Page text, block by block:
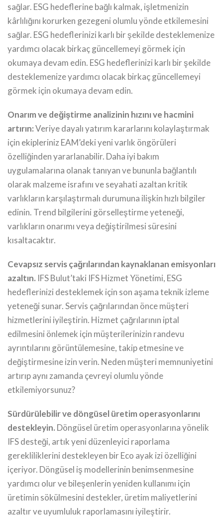
sağlar. ESG hedeflerine bağlı kalmak, işletmenizin
kârlılığını korurken gezegeni olumlu yönde etkilemesini
sağlar. ESG hedeflerinizi karlı bir şekilde desteklemenize
yardımcı olacak birkaç güncellemeyi görmek için
okumaya devam edin. ESG hedeflerinizi karlı bir şekilde
desteklemenize yardımcı olacak birkaç güncellemeyi
görmek için okumaya devam edin.
Onarım ve değiştirme analizinin hızını ve hacmini
artırın:Veriye dayalı yatırım kararlarını kolaylaştırmak
için ekipleriniz EAM’deki yeni varlık öngörüleri
özelliğinden yararlanabilir. Daha iyi bakım
uygulamalarına olanak tanıyan ve bununla bağlantılı
olarak malzeme israfını ve seyahati azaltan kritik
varlıkların karşılaştırmalı durumuna ilişkin hızlı bilgiler
edinin. Trend bilgilerini görselleştirme yeteneği,
varlıkların onarımı veya değiştirilmesi süresini
kısaltacaktır.
Cevapsız servis çağrılarından kaynaklanan emisyonları
azaltın. IFS Bulut’taki IFS Hizmet Yönetimi, ESG
hedeflerinizi desteklemek için son aşama teknik izleme
yeteneği sunar. Servis çağrılarından önce müşteri
hizmetlerini iyileştirin. Hizmet çağrılarının iptal
edilmesini önlemek için müşterilerinizin randevu
ayrıntılarını görüntülemesine, takip etmesine ve
değiştirmesine izin verin. Neden müşteri memnuniyetini
artırıp aynı zamanda çevreyi olumlu yönde
etkilemiyorsunuz?
Sürdürülebilir ve döngüsel üretim operasyonlarını
destekleyin. Döngüsel üretim operasyonlarına yönelik
IFS desteği, artık yeni düzenleyici raporlama
gerekliliklerini destekleyen bir Eco ayak izi özelliğini
içeriyor. Döngüsel iş modellerinin benimsenmesine
yardımcı olur ve bileşenlerin yeniden kullanımı için
üretimin sökülmesini destekler, üretim maliyetlerini
azaltır ve uyumluluk raporlamasını iyileştirir.